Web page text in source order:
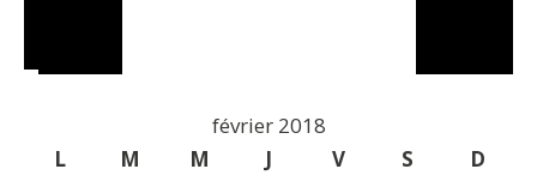
février 2018
L
M M J V S
D